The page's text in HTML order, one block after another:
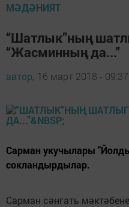
МӘДӘНИЯТ
“Шатлык”ның
“Жасминның да...”
автор, 16 март 2018 - 09:37
Сарман укучылары
сокландырдылар.
Сарман сәнгать